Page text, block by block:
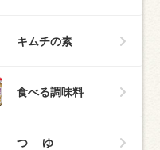
キムチの素
食べる調味料
つ ゆ